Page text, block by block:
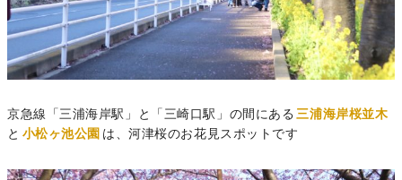
京急線「三浦海岸駅」と「三崎口駅」の間にある 三浦海岸桜並木
と 小松ヶ池公園 は、河津桜のお花見スポットです